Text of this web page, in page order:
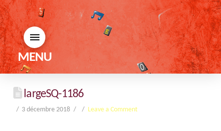
MENU
largeSQ-1186
3 décembre 2018 Leave a Comment